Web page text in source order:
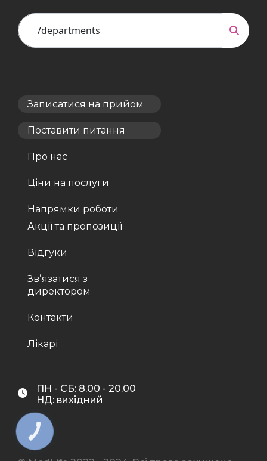
Записатися на прийом
Поставити питання
Про нас
Ціни на послуги
Напрямки роботи
Акції та пропозиції
Відгуки
Звʼязатися з
директором
Контакти
Лікарі
ПН - СБ: 8.00 - 20.00
НД: вихідний
КНОПКА
ЗВ'ЯЗКУ